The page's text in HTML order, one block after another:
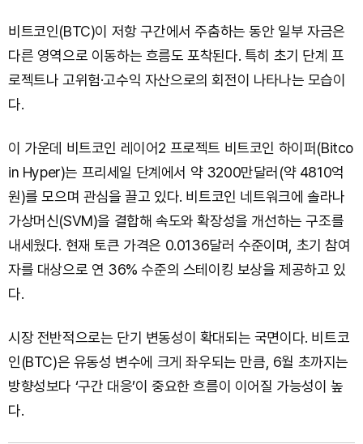
비트코인(BTC)이 저항 구간에서 주춤하는 동안 일부 자금은
다른 영역으로 이동하는 흐름도 포착된다. 특히 초기 단계 프
로젝트나 고위험·고수익 자산으로의 회전이 나타나는 모습이
다.
이 가운데 비트코인 레이어2 프로젝트 비트코인 하이퍼(Bitco
in Hyper)는 프리세일 단계에서 약 3200만달러(약 4810억
원)를 모으며 관심을 끌고 있다. 비트코인 네트워크에 솔라나
가상머신(SVM)을 결합해 속도와 확장성을 개선하는 구조를
내세웠다. 현재 토큰 가격은 0.0136달러 수준이며, 초기 참여
자를 대상으로 연 36% 수준의 스테이킹 보상을 제공하고 있
다.
시장 전반적으로는 단기 변동성이 확대되는 국면이다. 비트코
인(BTC)은 유동성 변수에 크게 좌우되는 만큼, 6월 초까지는
방향성보다 ‘구간 대응’이 중요한 흐름이 이어질 가능성이 높
다.